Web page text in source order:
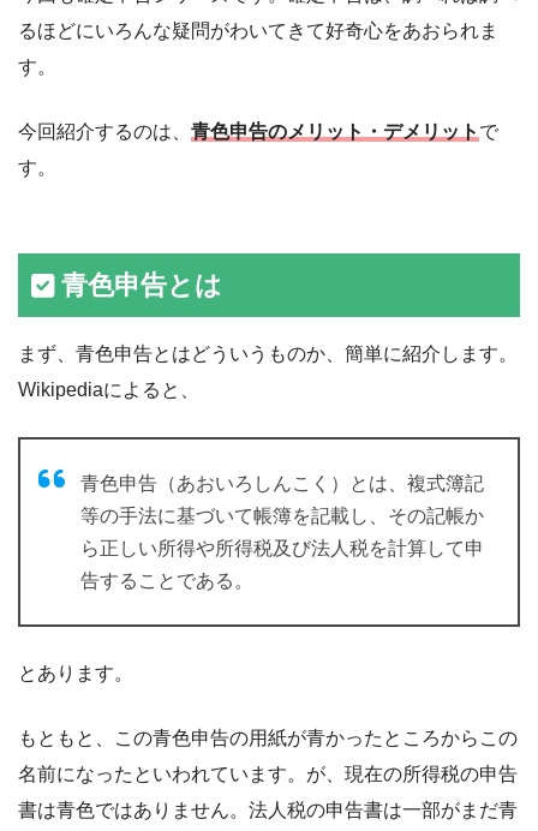
るほどにいろんな疑問がわいてきて好奇心をあおられま
す。
今回紹介するのは、 青色申告のメリット・デメリット で
す。
青色申告とは
まず、青色申告とはどういうものか、簡単に紹介します。
Wikipediaによると、
青色申告（あおいろしんこく）とは、複式簿記
等の手法に基づいて帳簿を記載し、その記帳か
ら正しい所得や所得税及び法人税を計算して申
告することである。
とあります。
もともと、この青色申告の用紙が青かったところからこの
名前になったといわれています。が、現在の所得税の申告
書は青色ではありません。法人税の申告書は一部がまだ青